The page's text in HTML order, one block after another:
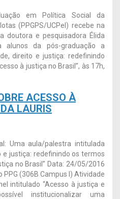
em Política Social da
(PPGPS/UCPel) recebe na
doutora e pesquisadora Élida
alunos da pós-graduação a
direito e justiça: redefinindo
à justiça no Brasil”, às 17h,
ACESSO À
LAURIS
Uma aula/palestra intitulada
e justiça: redefinindo os termos
no Brasil” Data: 24/05/2016
PPG (306B Campus I) Atividade
intitulado “Acesso à justiça e
institucionalizar uma